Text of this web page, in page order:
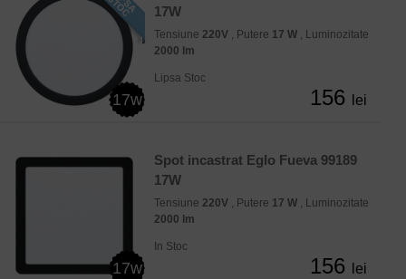
17w
17W
Tensiune 220V , Putere 17 W , Luminozitate
2000 lm
Lipsa Stoc
156 lei
17w
Spot incastrat Eglo Fueva 99189
17W
Tensiune 220V , Putere 17 W , Luminozitate
2000 lm
In Stoc
156 lei